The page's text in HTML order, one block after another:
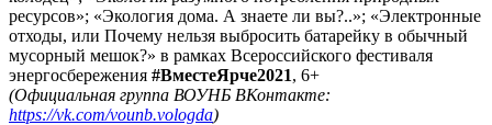
ресурсов»; «Экология дома. А знаете ли вы?..»; «Электронные
отходы, или Почему нельзя выбросить батарейку в обычный
мусорный мешок?» в рамках Всероссийского фестиваля
энергосбережения #ВместеЯрче2021, 6+
(Официальная группа ВОУНБ ВКонтакте:
https://vk.com/vounb.vologda)